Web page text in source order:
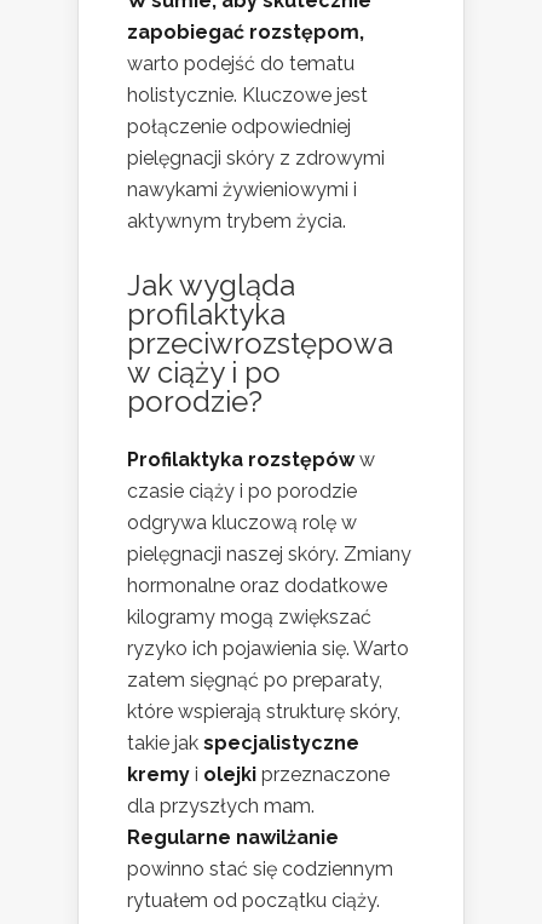
zapobiegać rozstępom,
warto podejść do tematu
holistycznie. Kluczowe jest
połączenie odpowiedniej
pielęgnacji skóry z zdrowymi
nawykami żywieniowymi i
aktywnym trybem życia.
Jak wygląda
profilaktyka
przeciwrozstępowa
w ciąży i po
porodzie?
Profilaktyka rozstępóww
czasie ciąży i po porodzie
odgrywa kluczową rolę w
pielęgnacji naszej skóry. Zmiany
hormonalne oraz dodatkowe
kilogramy mogą zwiększać
ryzyko ich pojawienia się. Warto
zatem sięgnąć po preparaty,
które wspierają strukturę skóry,
takie jak specjalistyczne
kremy i olejki przeznaczone
dla przyszłych mam.
Regularne nawilżanie
powinno stać się codziennym
rytuałem od początku ciąży.